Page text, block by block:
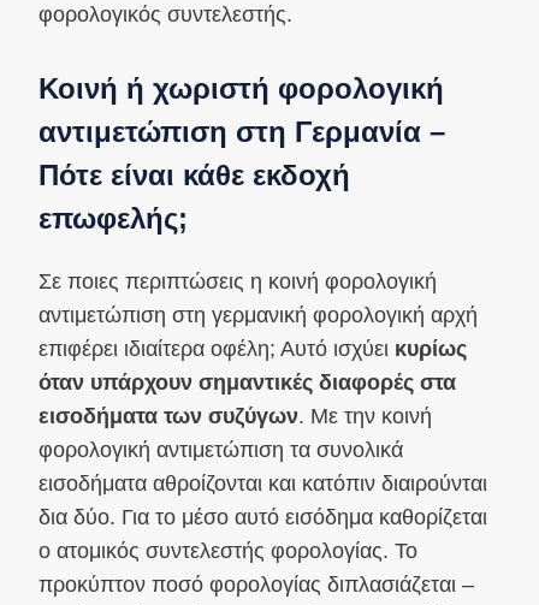
φορολογικός συντελεστής.
Κοινή ή χωριστή φορολογική
αντιμετώπιση στη Γερμανία –
Πότε είναι κάθε εκδοχή
επωφελής;
Σε ποιες περιπτώσεις η κοινή φορολογική
αντιμετώπιση στη γερμανική φορολογική αρχή
επιφέρει ιδιαίτερα οφέλη; Αυτό ισχύει κυρίως
όταν υπάρχουν σημαντικές διαφορές στα
εισοδήματα των συζύγων. Με την κοινή
φορολογική αντιμετώπιση τα συνολικά
εισοδήματα αθροίζονται και κατόπιν διαιρούνται
δια δύο. Για το μέσο αυτό εισόδημα καθορίζεται
ο ατομικός συντελεστής φορολογίας. Το
προκύπτον ποσό φορολογίας διπλασιάζεται –